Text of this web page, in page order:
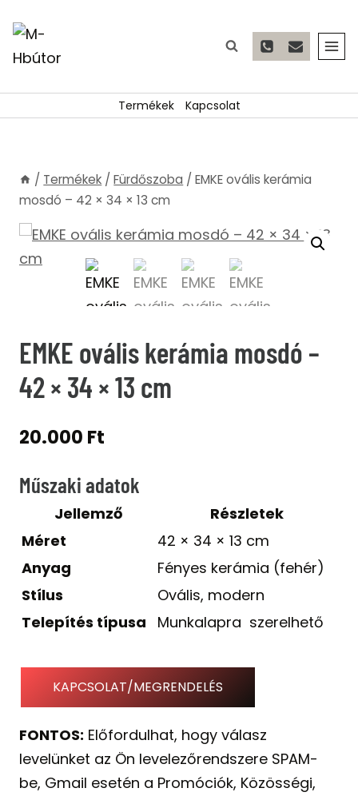
to
content
Termékek Kapcsolat
/ Termékek / Fürdőszoba / EMKE ovális kerámia
mosdó – 42 × 34 × 13 cm
EMKE ovális kerámia mosdó –
42 × 34 × 13 cm
20.000 Ft
Műszaki adatok
Jellemző
Részletek
Méret
42 × 34 × 13 cm
Anyag
Fényes kerámia (fehér)
Stílus
Ovális, modern
Telepítés típusa
Munkalapra szerelhető
KAPCSOLAT/MEGRENDELÉS
FONTOS: Előfordulhat, hogy válasz
levelünket az Ön levelezőrendszere SPAM-
be, Gmail esetén a Promóciók, Közösségi,